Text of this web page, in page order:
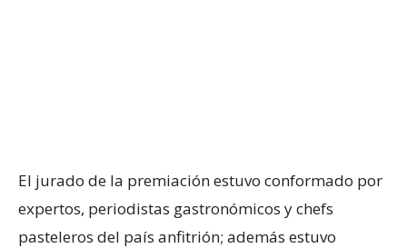
El jurado de la premiación estuvo conformado por
expertos, periodistas gastronómicos y chefs
pasteleros del país anfitrión; además estuvo